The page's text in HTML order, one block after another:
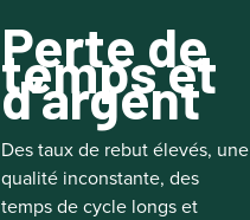
Perte de
temps et
d’argent
Des taux de rebut élevés, une
qualité inconstante, des
temps de cycle longs et